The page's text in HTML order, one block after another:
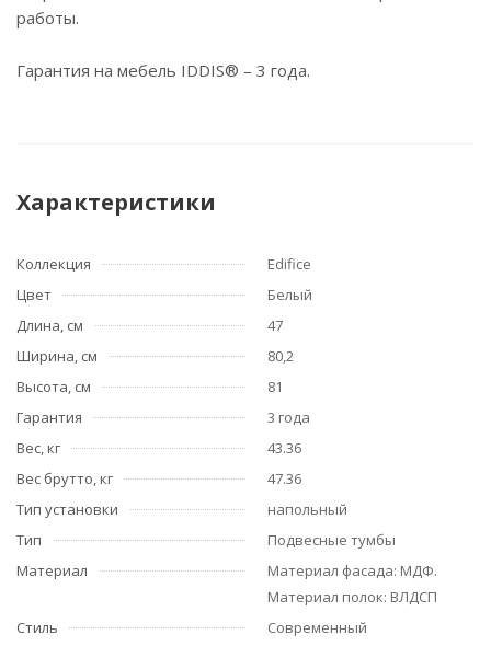
работы.
Гарантия на мебель IDDIS® – 3 года.
Характеристики
Коллекция
Edifice
Цвет
Белый
Длина, см
47
Ширина, см
80,2
Высота, см
81
Гарантия
3 года
Вес, кг
43.36
Вес брутто, кг
47.36
Тип установки
напольный
Тип
Подвесные тумбы
Материал
Материал фасада: МДФ.
Материал полок: ВЛДСП
Стиль
Современный